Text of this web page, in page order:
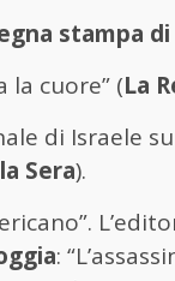
stampa
la cuore” (La
di Israele
Sera).
: